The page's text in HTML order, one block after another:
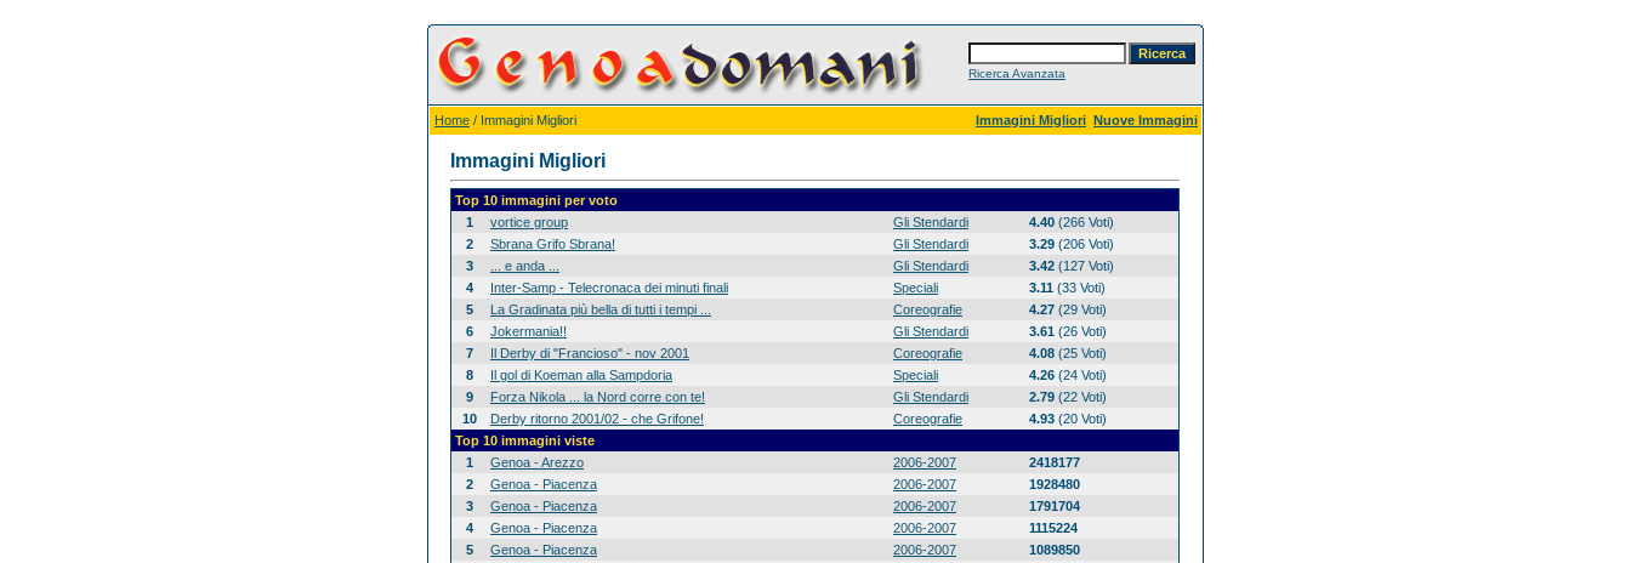
Ricerca Avanzata
Home / Immagini Migliori Immagini Migliori Nuove Immagini
Immagini Migliori
Top 10 immagini per voto
1
vortice group Gli Stendardi 4.40 (266 Voti)
2
Sbrana Grifo Sbrana! Gli Stendardi 3.29 (206 Voti)
3
... e anda ... Gli Stendardi 3.42 (127 Voti)
4
Inter-Samp - Telecronaca dei minuti finali Speciali 3.11 (33 Voti)
5
La Gradinata più bella di tutti i tempi ... Coreografie 4.27 (29 Voti)
6
Jokermania!! Gli Stendardi 3.61 (26 Voti)
7
Il Derby di "Francioso" - nov 2001 Coreografie 4.08 (25 Voti)
8
Il gol di Koeman alla Sampdoria Speciali 4.26 (24 Voti)
9
Forza Nikola ... la Nord corre con te! Gli Stendardi 2.79 (22 Voti)
10
Derby ritorno 2001/02 - che Grifone! Coreografie 4.93 (20 Voti)
Top 10 immagini viste
1
Genoa - Arezzo 2006-2007
2418177
2
Genoa - Piacenza 2006-2007
1928480
3
Genoa - Piacenza 2006-2007
1791704
4
Genoa - Piacenza 2006-2007
1115224
5
Genoa - Piacenza 2006-2007
1089850